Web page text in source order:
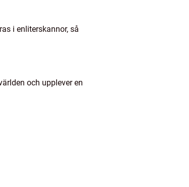
i enliterskannor, så
och upplever en